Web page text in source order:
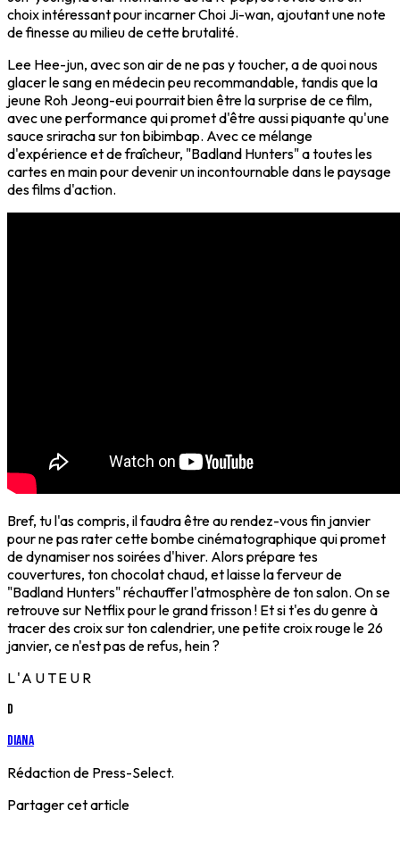
choix intéressant pour incarner Choi Ji-wan, ajoutant une note
de finesse au milieu de cette brutalité.
Lee Hee-jun, avec son air de ne pas y toucher, a de quoi nous
glacer le sang en médecin peu recommandable, tandis que la
jeune Roh Jeong-eui pourrait bien être la surprise de ce film,
avec une performance qui promet d'être aussi piquante qu'une
sauce sriracha sur ton bibimbap. Avec ce mélange
d'expérience et de fraîcheur, "Badland Hunters" a toutes les
cartes en main pour devenir un incontournable dans le paysage
des films d'action.
Bref, tu l'as compris, il faudra être au rendez-vous fin janvier
pour ne pas rater cette bombe cinématographique qui promet
de dynamiser nos soirées d'hiver. Alors prépare tes
couvertures, ton chocolat chaud, et laisse la ferveur de
"Badland Hunters" réchauffer l'atmosphère de ton salon. On se
retrouve sur Netflix pour le grand frisson ! Et si t'es du genre à
tracer des croix sur ton calendrier, une petite croix rouge le 26
janvier, ce n'est pas de refus, hein ?
L'AUTEUR
D
Diana
Rédaction de Press-Select.
Partager cet article